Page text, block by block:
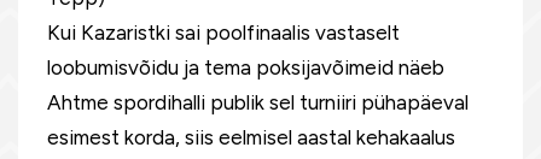
Kui Kazaristki sai poolfinaalis vastaselt
loobumisvõidu ja tema poksijavõimeid näeb
Ahtme spordihalli publik sel turniiri pühapäeval
esimest korda, siis eelmisel aastal kehakaalus